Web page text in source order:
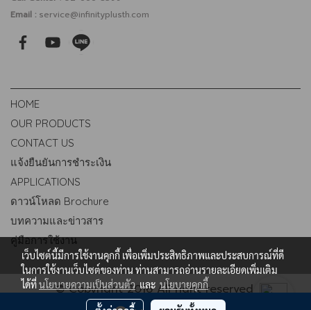
Email : service@infinityplusth.com
HOME
OUR PRODUCTS
CONTACT US
แจ้งยืนยันการชำระเงิน
APPLICATIONS
ดาวน์โหลด Brochure
บทความและข่าวสาร
คู่มือการใช้งาน
© Copyright 2016 All right reserved.
www.lifesmarthailand.com
เว็บไซต์นี้มีการใช้งานคุกกี้ เพื่อเพิ่มประสิทธิภาพและประสบการณ์ที่ดี
ในการใช้งานเว็บไซต์ของท่าน ท่านสามารถอ่านรายละเอียดเพิ่มเติม
ได้ที่นโยบายความเป็นส่วนตัวและ นโยบายคุกกี้